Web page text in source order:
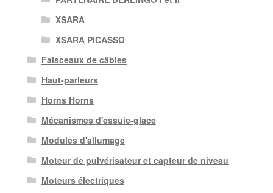
XSARA
XSARA PICASSO
Faisceaux de câbles
Haut-parleurs
Horns Horns
Mécanismes d'essuie-glace
Modules d'allumage
Moteur de pulvérisateur et capteur de niveau
Moteurs électriques